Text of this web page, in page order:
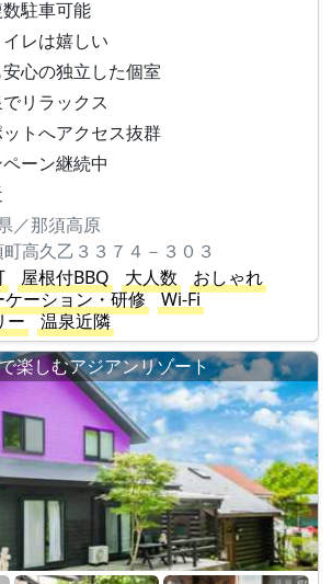
駐車可能
レは嬉しい
心の独立した個室
リラックス
トへアクセス抜群
ーン継続中
／那須高原
高久乙３３７４－３０３
屋根付BBQ 大人数
おしゃれ
ーション・研修
Wi-Fi
ー
温泉近隣
楽しむアジアンリゾート